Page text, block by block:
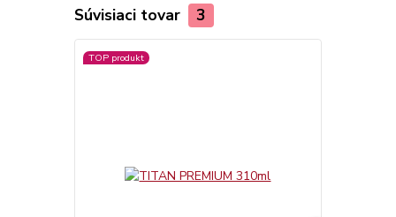
Súvisiaci tovar 3
TOP produkt